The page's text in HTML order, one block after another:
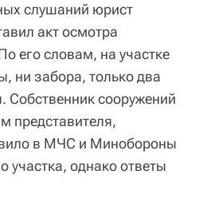
слушаний юрист
акт осмотра
его словам, на участке
ни забора, только два
Собственник сооружений
представителя,
в МЧС и Минобороны
участка, однако ответы